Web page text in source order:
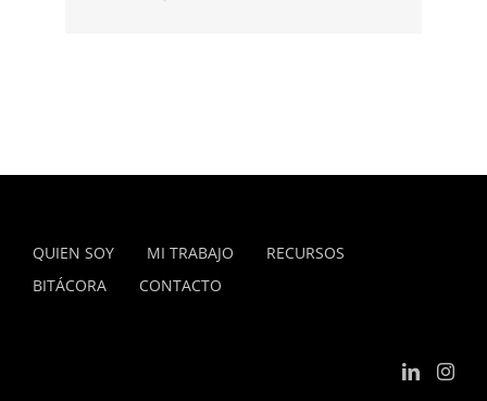
QUIEN SOY MI TRABAJO
RECURSOS
BITÁCORA
CONTACTO